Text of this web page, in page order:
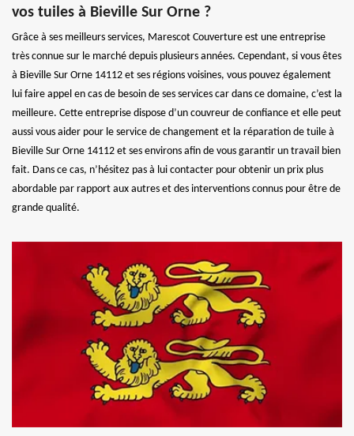
vos tuiles à Bieville Sur Orne ?
Grâce à ses meilleurs services, Marescot Couverture est une entreprise
très connue sur le marché depuis plusieurs années. Cependant, si vous êtes
à Bieville Sur Orne 14112 et ses régions voisines, vous pouvez également
lui faire appel en cas de besoin de ses services car dans ce domaine, c’est la
meilleure. Cette entreprise dispose d’un couvreur de confiance et elle peut
aussi vous aider pour le service de changement et la réparation de tuile à
Bieville Sur Orne 14112 et ses environs afin de vous garantir un travail bien
fait. Dans ce cas, n’hésitez pas à lui contacter pour obtenir un prix plus
abordable par rapport aux autres et des interventions connus pour être de
grande qualité.